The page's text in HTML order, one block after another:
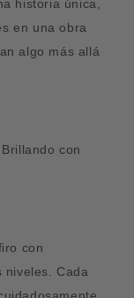
historia única,
en una obra
algo más allá
con
con
niveles. Cada